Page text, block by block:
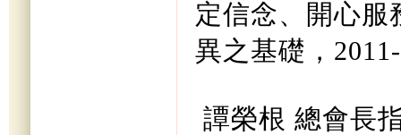
定信念、開心服
異之基礎，
譚榮根 總會長